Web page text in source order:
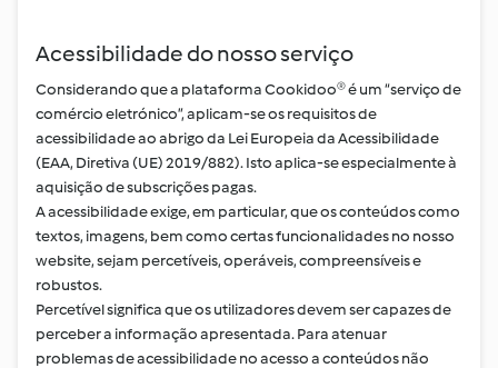
Acessibilidade do nosso serviço
Considerando que a plataforma Cookidoo® é um “serviço de
comércio eletrónico”, aplicam-se os requisitos de
acessibilidade ao abrigo da Lei Europeia da Acessibilidade
(EAA, Diretiva (UE) 2019/882). Isto aplica-se especialmente à
aquisição de subscrições pagas.
A acessibilidade exige, em particular, que os conteúdos como
textos, imagens, bem como certas funcionalidades no nosso
website, sejam percetíveis, operáveis, compreensíveis e
robustos.
Percetível significa que os utilizadores devem ser capazes de
perceber a informação apresentada. Para atenuar
problemas de acessibilidade no acesso a conteúdos não